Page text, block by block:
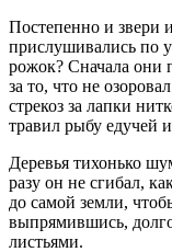
Постепенно и звери
прислушивались по
рожок? Сначала они
за то, что не
стрекоз за лапки
травил рыбу едучей
Деревья тихонько
разу он не сгибал,
до самой земли,
выпрямившись,
листьями.